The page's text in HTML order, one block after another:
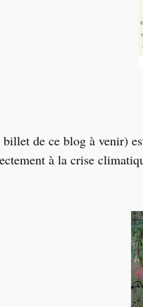
de ce blog à venir)
à la crise